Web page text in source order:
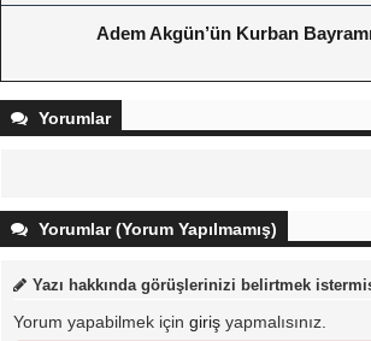
Adem Akgün’ün Kurban
Yorumlar
Yorumlar (Yorum Yapılmamış)
Yazı hakkında görüşlerinizi belirtmek
Yorum yapabilmek için giriş yapmalısınız.